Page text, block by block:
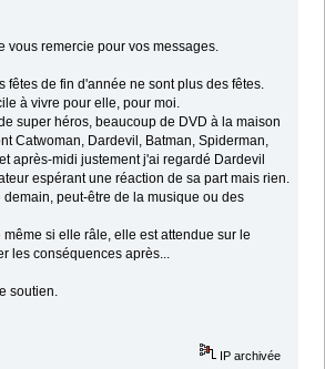
vous remercie pour vos messages.
fêtes de fin d'année ne sont plus des fêtes.
à vivre pour elle, pour moi.
super héros, beaucoup de DVD à la maison
Catwoman, Dardevil, Batman, Spiderman,
après-midi justement j'ai regardé Dardevil
espérant une réaction de sa part mais rien.
peut-être de la musique ou des
si elle râle, elle est attendue sur le
les conséquences après...
soutien.
IP archivée